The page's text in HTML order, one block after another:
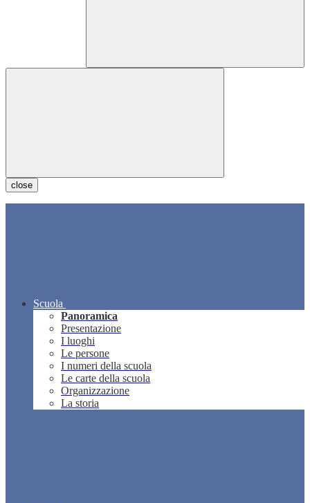
close
Scuola
Panoramica
Presentazione
I luoghi
Le persone
I numeri della scuola
Le carte della scuola
Organizzazione
La storia